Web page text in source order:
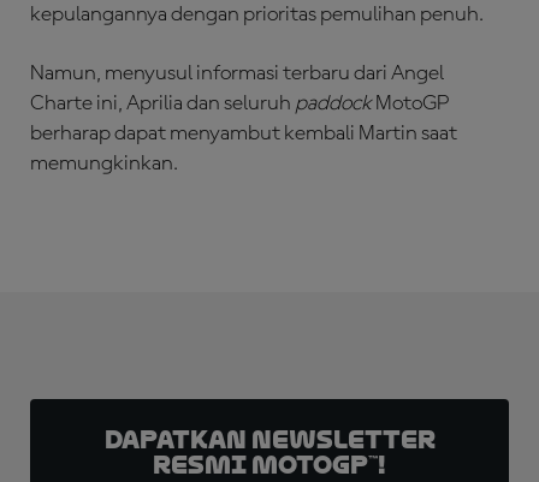
kepulangannya dengan prioritas pemulihan penuh.
Namun, menyusul informasi terbaru dari Angel
Charte ini, Aprilia dan seluruh paddockMotoGP
berharap dapat menyambut kembali Martin saat
memungkinkan.
Dapatkan Newsletter
Resmi MotoGP™!